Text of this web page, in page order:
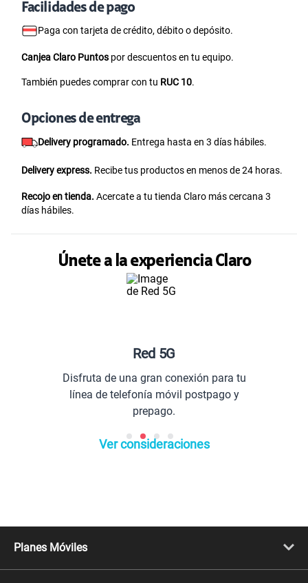
Facilidades de pago
Paga con tarjeta de crédito, débito o depósito.
Canjea Claro Puntos por descuentos en tu equipo.
También puedes comprar con tu RUC 10.
Opciones de entrega
Delivery programado. Entrega hasta en 3 días hábiles.
Delivery express. Recibe tus productos en menos de 24 horas.
Recojo en tienda. Acercate a tu tienda Claro más cercana 3
días hábiles.
Únete a la experiencia Claro
Red 5G
Disfruta de una gran conexión para tu
línea de telefonía móvil postpago y
prepago.
Ver consideraciones
Planes Móviles